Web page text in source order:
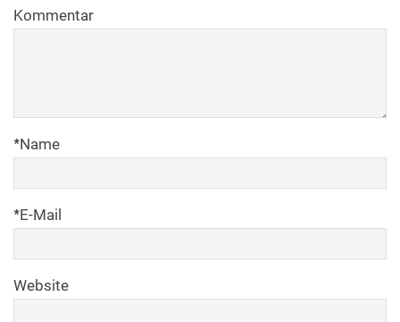
Kommentar
Name
*
E-Mail
*
Website